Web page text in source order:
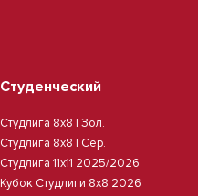
Студенческий
Студлига 8х8 | Зол.
Студлига 8х8 | Сер.
Студлига 11х11 2025/2026
Кубок Студлиги 8х8 2026